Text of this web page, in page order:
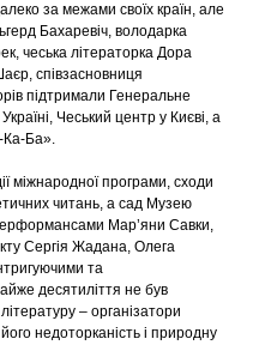
за межами своїх країн, але
Бахаревіч, володарка
чеська літераторка Дора
співзасновниця
підтримали Генеральне
Чеський центр у Києві, а
Ка-Ба».
міжнародної програми, сходи
читань, а сад Музею
Мар’яни Савки,
Сергія Жадана, Олега
та
десятиліття не був
– організатори
недоторканість і природну